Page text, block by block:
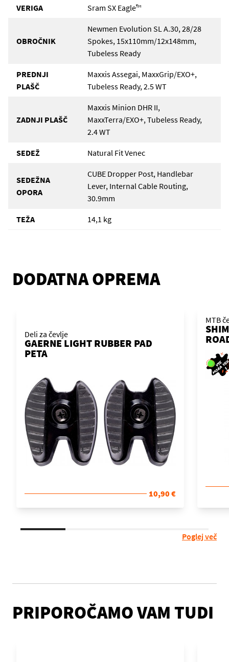
VERIGA Sram SX Eagle™
OBROČNIK
Newmen Evolution SL A.30, 28/28
Spokes, 15x110mm/12x148mm,
Tubeless Ready
PREDNJI
PLAŠČ
Maxxis Assegai, MaxxGrip/EXO+,
Tubeless Ready, 2.5 WT
ZADNJI PLAŠČ
Maxxis Minion DHR II,
MaxxTerra/EXO+, Tubeless Ready,
2.4 WT
SEDEŽ Natural Fit Venec
SEDEŽNA
OPORA
CUBE Dropper Post, Handlebar
Lever, Internal Cable Routing,
30.9mm
TEŽA 14,1 kg
DODATNA OPREMA
Deli za čevlje
GAERNE LIGHT RUBBER PAD
PETA
10,90 €
MTB
Poglej več
PRIPOROČAMO VAM TUDI